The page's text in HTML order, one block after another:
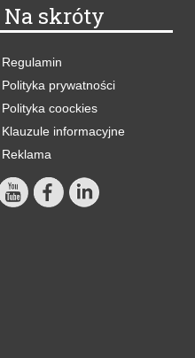
Na skróty
Regulamin
Polityka prywatności
Polityka coockies
Klauzule informacyjne
Reklama